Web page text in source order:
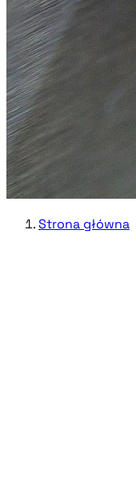
Strona główna